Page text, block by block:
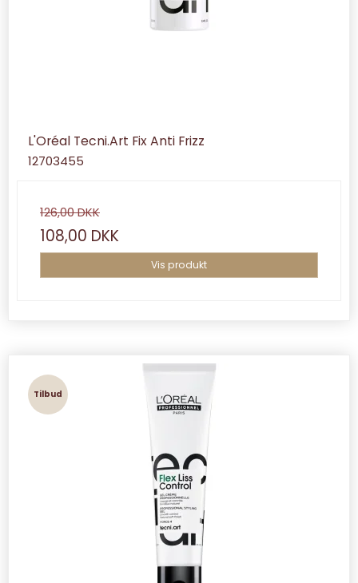
L'Oréal Tecni.Art Fix Anti Frizz
12703455
126,00 DKK
108,00 DKK
Vis produkt
Tilbud